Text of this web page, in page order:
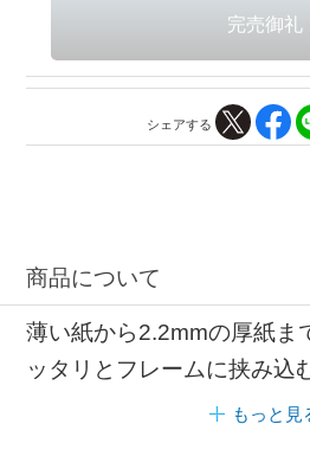
シェアする
商品について
薄い紙から2.2mmの厚紙ま
ッタリとフレームに挟み込
もっと見